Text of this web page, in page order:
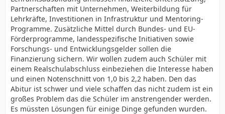
Partnerschaften mit Unternehmen, Weiterbildung für
Lehrkräfte, Investitionen in Infrastruktur und Mentoring-
Programme. Zusätzliche Mittel durch Bundes- und EU-
Förderprogramme, landesspezifische Initiativen sowie
Forschungs- und Entwicklungsgelder sollen die
Finanzierung sichern. Wir wollen zudem auch Schüler mit
einem Realschulabschluss einbeziehen die Interesse haben
und einen Notenschnitt von 1,0 bis 2,2 haben. Den das
Abitur ist schwer und viele schaffen das nicht zudem ist ein
großes Problem das die Schüler im anstrengender werden.
Es müssten Lösungen für einige Dinge gefunden wurden.